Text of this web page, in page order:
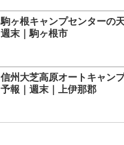
駒ヶ根キャンプセンターの天
週末｜駒ヶ根市
信州大芝高原オートキャン
予報｜週末｜上伊那郡